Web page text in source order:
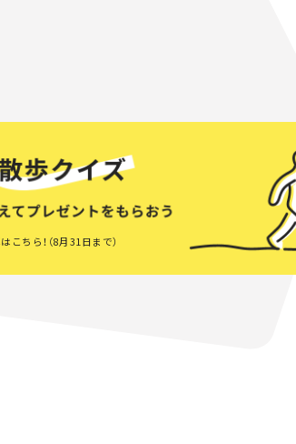
こちら！（8月31日まで）